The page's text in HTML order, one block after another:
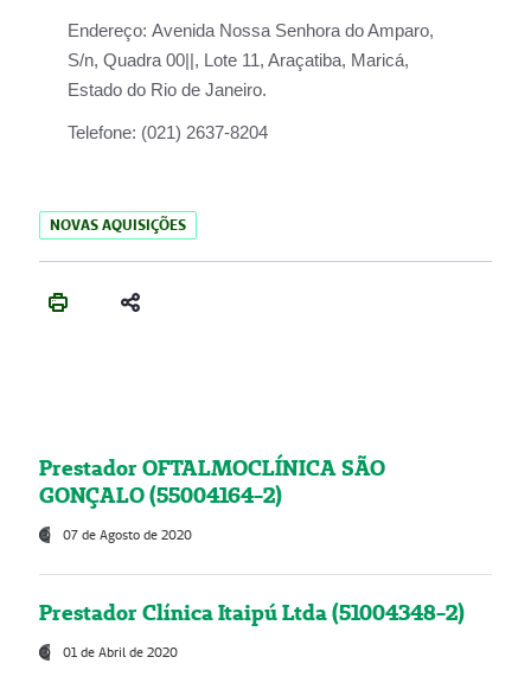
Endereço: Avenida Nossa Senhora do Amparo,
S/n, Quadra 00||, Lote 11, Araçatiba, Maricá,
Estado do Rio de Janeiro.
Telefone: (021) 2637-8204
NOVAS AQUISIÇÕES
Prestador OFTALMOCLÍNICA SÃO
GONÇALO (55004164-2)
07 de Agosto de 2020
Prestador Clínica Itaipú Ltda (51004348-2)
01 de Abril de 2020